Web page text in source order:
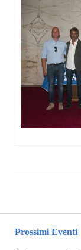
Prossimi Eventi